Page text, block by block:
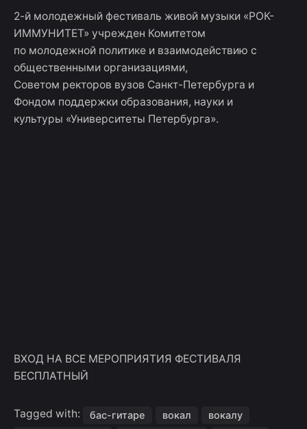
2-й молодежный фестиваль живой музыки «РОК-
ИММУНИТЕТ» учрежден Комитетом
по молодежной политике и взаимодействию с
общественными организациями,
Советом ректоров вузов Санкт-Петербурга и
Фондом поддержки образования, науки и
культуры «Университеты Петербурга».
ВХОД НА ВСЕ МЕРОПРИЯТИЯ ФЕСТИВАЛЯ
БЕСПЛАТНЫЙ
Tagged with: бас-гитаре вокал
вокалу